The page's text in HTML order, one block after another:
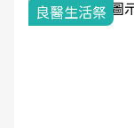
良醫生活祭